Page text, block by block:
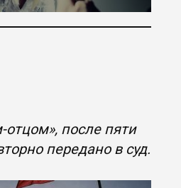
отцом», после пяти
передано в суд.